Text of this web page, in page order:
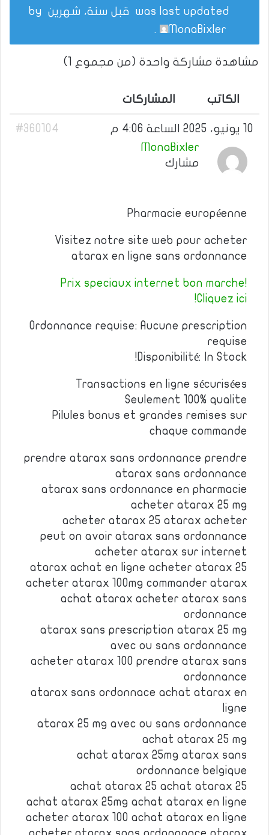
was last updated قبل سنة، شهرين
MonaBixler
.
مشاهدة مشاركة واحدة (من مجموع 1)
الكاتب المشاركات
10 يونيو، 2025 الساعة 4:06 م
#360104
MonaBixler
مشارك
Pharmacie européenne
Visitez notre site web pour acheter
atarax en ligne sans ordonnance
Prix speciaux internet bon marche!
Cliquez ici!
Ordonnance requise: Aucune prescription
requise
Disponibilité: In Stock!
Transactions en ligne sécurisées
Seulement 100% qualite
Pilules bonus et grandes remises sur
chaque commande
prendre atarax sans ordonnance prendre
atarax sans ordonnance
atarax sans ordonnance en pharmacie
acheter atarax 25 mg
acheter atarax 25 atarax acheter
peut on avoir atarax sans ordonnance
acheter atarax sur internet
atarax achat en ligne acheter atarax 25
acheter atarax 100mg commander atarax
achat atarax acheter atarax sans
ordonnance
atarax sans prescription atarax 25 mg
avec ou sans ordonnance
acheter atarax 100 prendre atarax sans
ordonnance
atarax sans ordonnace achat atarax en
ligne
atarax 25 mg avec ou sans ordonnance
achat atarax 25 mg
achat atarax 25mg atarax sans
ordonnance belgique
achat atarax 25 achat atarax 25
achat atarax 25mg achat atarax en ligne
acheter atarax 100 achat atarax en ligne